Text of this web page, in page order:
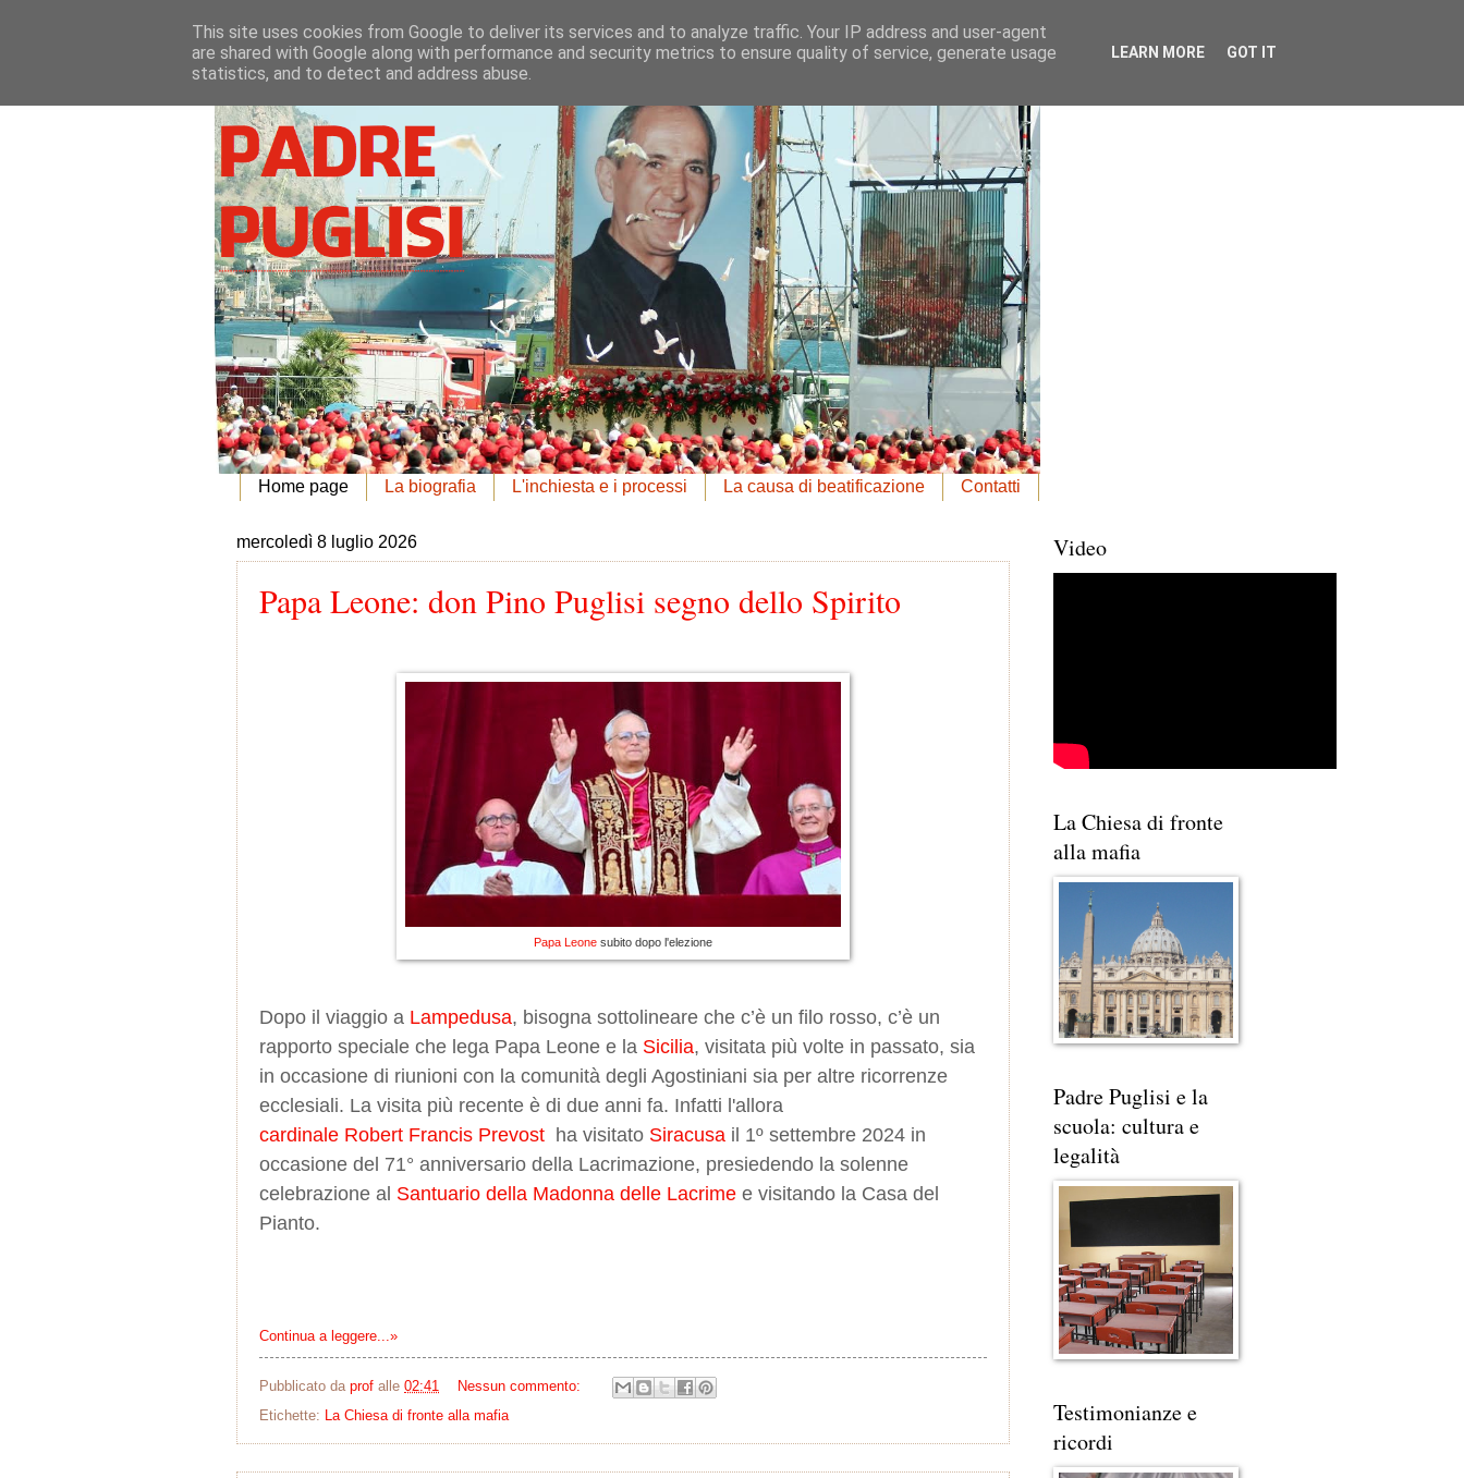
Home page La biografia L'inchiesta e i processi La causa di beatificazione Contatti
mercoledì 8 luglio 2026
Papa Leone: don Pino Puglisi segno dello Spirito
Papa Leone subito dopo l'elezione
Dopo il viaggio a Lampedusa, bisogna sottolineare che c’è un filo rosso, c’è un
rapporto speciale che lega Papa Leone e la Sicilia, visitata più volte in passato, sia
in occasione di riunioni con la comunità degli Agostiniani sia per altre ricorrenze
ecclesiali. La visita più recente è di due anni fa. Infatti l'allora
cardinale Robert Francis Prevost ha visitato Siracusa il 1º settembre 2024 in
occasione del 71° anniversario della Lacrimazione, presiedendo la solenne
celebrazione al Santuario della Madonna delle Lacrime e visitando la Casa del
Pianto.
Continua a leggere...»
Pubblicato da prof alle 02:41
Nessun commento:
Etichette:
La Chiesa di fronte alla mafia
Video
La Chiesa di fronte
alla mafia
Padre Puglisi e la
scuola: cultura e
legalità
Testimonianze e
ricordi
This site uses cookies from Google to deliver its services and to analyze traffic. Your IP address and user-agent
are shared with Google along with performance and security metrics to ensure quality of service, generate usage
statistics, and to detect and address abuse.
LEARN MORE GOT IT